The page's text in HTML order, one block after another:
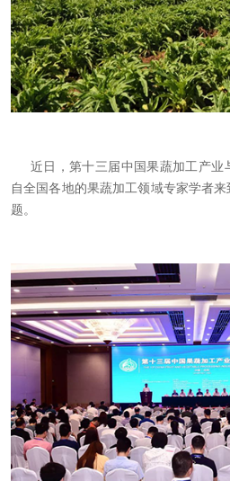
近日，第十三届中国果蔬加工产业
自全国各地的果蔬加工领域专家学者
题。